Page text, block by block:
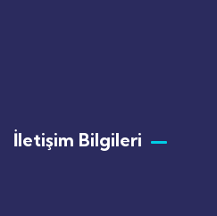
İletişim Bilgileri